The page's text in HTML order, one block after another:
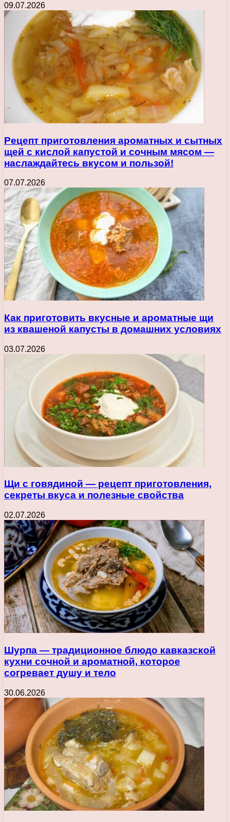
09.07.2026
Рецепт приготовления ароматных и сытных
щей с кислой капустой и сочным мясом —
наслаждайтесь вкусом и пользой!
07.07.2026
Как приготовить вкусные и ароматные щи
из квашеной капусты в домашних условиях
03.07.2026
Щи с говядиной — рецепт приготовления,
секреты вкуса и полезные свойства
02.07.2026
Шурпа — традиционное блюдо кавказской
кухни сочной и ароматной, которое
согревает душу и тело
30.06.2026